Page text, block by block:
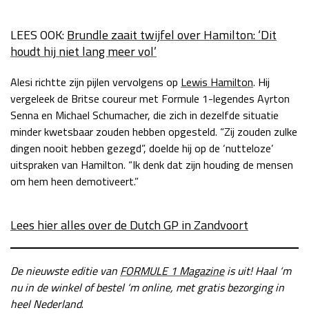
LEES OOK:Brundle zaait twijfel over Hamilton: ‘Dit
houdt hij niet lang meer vol’
Alesi richtte zijn pijlen vervolgens op Lewis Hamilton. Hij
vergeleek de Britse coureur met Formule 1-legendes Ayrton
Senna en Michael Schumacher, die zich in dezelfde situatie
minder kwetsbaar zouden hebben opgesteld. “Zij zouden zulke
dingen nooit hebben gezegd”, doelde hij op de ‘nutteloze’
uitspraken van Hamilton. “Ik denk dat zijn houding de mensen
om hem heen demotiveert.”
Lees hier alles over de Dutch GP in Zandvoort
De nieuwste editie van FORMULE 1 Magazineis uit! Haal ‘m
nu in de winkel of bestel ‘m online, met gratis bezorging in
heel Nederland.